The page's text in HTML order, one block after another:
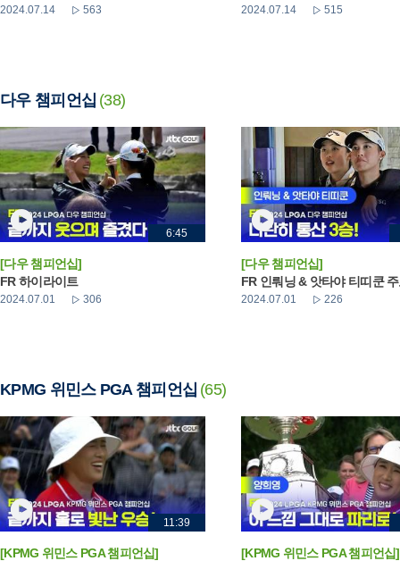
2024.07.14 563 2024.07.14 515
다우 챔피언십 (38)
6:45
[다우 챔피언십]
FR 하이라이트
2024.07.01 306
[다우 챔피언십]
FR 인뤄닝 & 앗타야 티띠쿤
2024.07.01 226
KPMG 위민스 PGA 챔피언십 (65)
11:39
[KPMG 위민스 PGA 챔피언십]
[KPMG 위민스 PGA 챔피언십]